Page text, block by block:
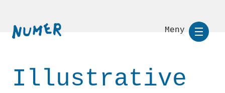
Meny
Illustrative